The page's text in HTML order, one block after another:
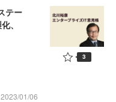
テー
、
2023/01/06
3